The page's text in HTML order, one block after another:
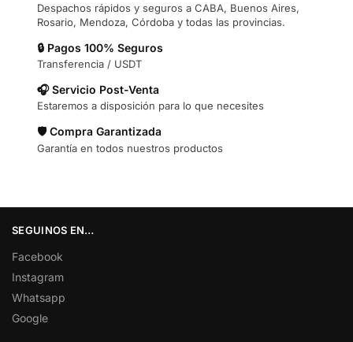
Despachos rápidos y seguros a CABA, Buenos Aires,
Rosario, Mendoza, Córdoba y todas las provincias.
🔒 Pagos 100% Seguros
Transferencia / USDT
🎧 Servicio Post-Venta
Estaremos a disposición para lo que necesites
🛡️ Compra Garantizada
Garantía en todos nuestros productos
SEGUINOS EN…
Facebook
Instagram
Whatsapp
Google